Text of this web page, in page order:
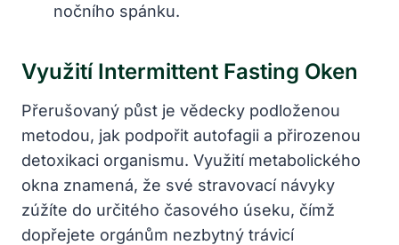
nočního spánku.
Využití Intermittent Fasting Oken
Přerušovaný půst je vědecky podloženou
metodou, jak podpořit autofagii a přirozenou
detoxikaci organismu. Využití metabolického
okna znamená, že své stravovací návyky
zúžíte do určitého časového úseku, čímž
dopřejete orgánům nezbytný trávicí